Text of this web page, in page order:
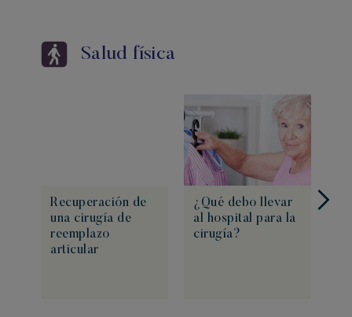
Salud física
Recuperación de
una cirugía de
reemplazo
articular
¿Qué debo llevar
al hospital para la
cirugía?